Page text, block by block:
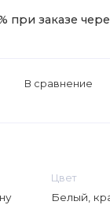
при заказе
В сравнение
Цвет
Белый,